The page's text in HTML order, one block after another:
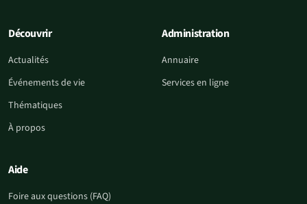
Découvrir
Actualités
Événements de vie
Thématiques
À propos
Administration
Annuaire
Services en ligne
Aide
Foire aux questions (FAQ)